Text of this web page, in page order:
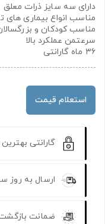
دارای سه سایز ذرات معلق
مناسب انواع بیماری های
مناسب کودکان و
سرعتمن عملکرد بالا
۳۶ ماه گارانتی
استعلام قیمت
گارانتی
ارسال به روز
ضمانت